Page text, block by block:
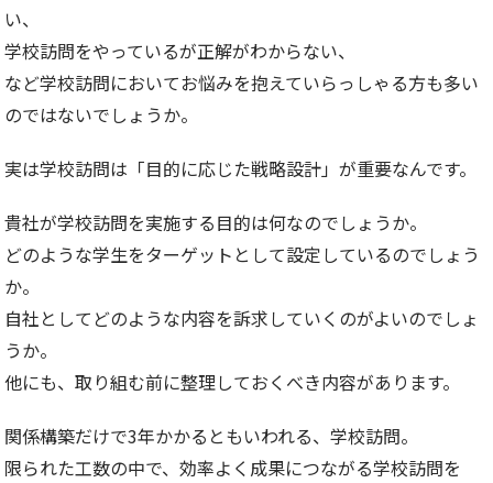
い、
学校訪問をやっているが正解がわからない、
など学校訪問においてお悩みを抱えていらっしゃる方も多い
のではないでしょうか。
実は学校訪問は「目的に応じた戦略設計」が重要なんです。
貴社が学校訪問を実施する目的は何なのでしょうか。
どのような学生をターゲットとして設定しているのでしょう
か。
自社としてどのような内容を訴求していくのがよいのでしょ
うか。
他にも、取り組む前に整理しておくべき内容があります。
関係構築だけで3年かかるともいわれる、学校訪問。
限られた工数の中で、効率よく成果につながる学校訪問を